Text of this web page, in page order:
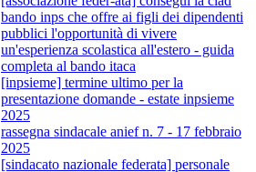
bando inps che offre ai figli dei dipendenti
pubblici l'opportunità di vivere
un'esperienza scolastica all'estero - guida
completa al bando itaca
[inpsieme] termine ultimo per la
presentazione domande - estate inpsieme
2025
rassegna sindacale anief n. 7 - 17 febbraio
2025
[sindacato nazionale federata] personale